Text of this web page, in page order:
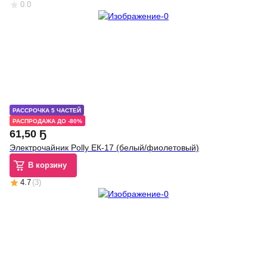
0.0
РАССРОЧКА 5 ЧАСТЕЙ
РАСПРОДАЖА ДО -80%
61,50 Ҕ
Электрочайник Polly ЕК-17 (белый/фиолетовый)
В корзину
4.7 (3)